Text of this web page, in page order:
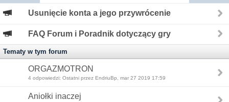
Usunięcie konta a jego przywrócenie
FAQ Forum i Poradnik dotyczący gry
Tematy w tym forum
ORGAZMOTRON
4 odpowiedzi: Ostatni przez EndriuBp, mar 27 2019 17:59
Aniołki inaczej